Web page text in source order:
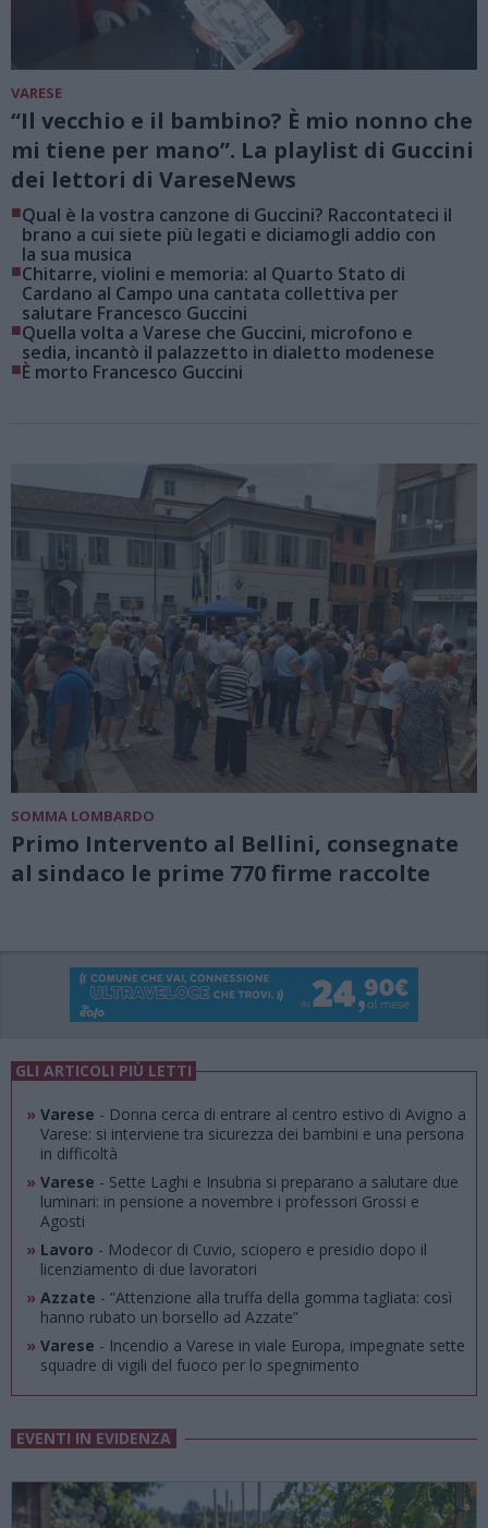
VARESE
“Il vecchio e il bambino? È mio nonno che
mi tiene per mano”. La playlist di Guccini
dei lettori di VareseNews
■Qual è la vostra canzone di Guccini? Raccontateci il
brano a cui siete più legati e diciamogli addio con
la sua musica
■Chitarre, violini e memoria: al Quarto Stato di
Cardano al Campo una cantata collettiva per
salutare Francesco Guccini
■Quella volta a Varese che Guccini, microfono e
sedia, incantò il palazzetto in dialetto modenese
■È morto Francesco Guccini
SOMMA LOMBARDO
Primo Intervento al Bellini, consegnate
al sindaco le prime 770 firme raccolte
GLI ARTICOLI PIÙ LETTI
» Varese - Donna cerca di entrare al centro estivo di Avigno a
Varese: si interviene tra sicurezza dei bambini e una persona
in difficoltà
» Varese - Sette Laghi e Insubria si preparano a salutare due
luminari: in pensione a novembre i professori Grossi e
Agosti
» Lavoro - Modecor di Cuvio, sciopero e presidio dopo il
licenziamento di due lavoratori
» Azzate - “Attenzione alla truffa della gomma tagliata: così
hanno rubato un borsello ad Azzate”
» Varese - Incendio a Varese in viale Europa, impegnate sette
squadre di vigili del fuoco per lo spegnimento
EVENTI IN EVIDENZA